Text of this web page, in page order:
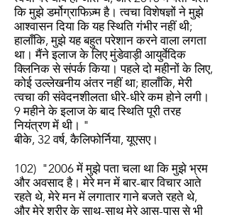
कि मुझे डर्मोग्राफिज़्म है। त्वचा विशेषज्ञों ने मुझे
आश्वासन दिया कि यह स्थिति गंभीर नहीं थी;
हालाँकि, मुझे यह बहुत परेशान करने वाला लगता
था। मैंने इलाज के लिए मुंडेवाड़ी आयुर्वेदिक
क्लिनिक से संपर्क किया। पहले दो महीनों के लिए,
कोई उल्लेखनीय अंतर नहीं था; हालाँकि, मेरी
त्वचा की संवेदनशीलता धीरे-धीरे कम होने लगी।
9 महीने के इलाज के बाद स्थिति पूरी तरह
नियंत्रण में थी। "
बीके, 32 वर्ष, कैलिफोर्निया, यूएसए।
102) "2006 में मुझे पता चला था कि मुझे भ्रम
और अवसाद है। मेरे मन में बार-बार विचार आते
रहते थे, मेरे मन में लगातार गाने बजते रहते थे,
और मेरे शरीर के साथ-साथ मेरे आस-पास से भी